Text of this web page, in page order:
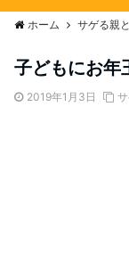
ホーム サゲる親
子どもにお年
2019年1月3日